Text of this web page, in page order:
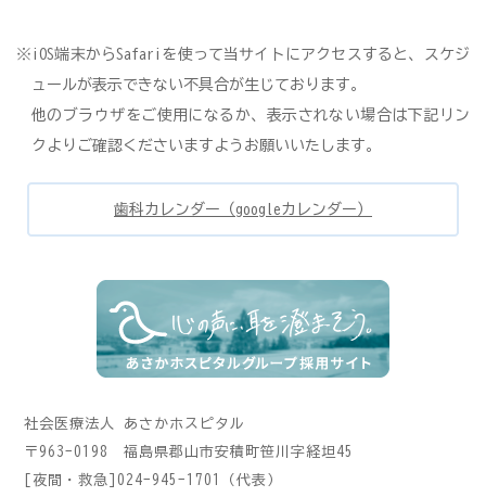
※iOS端末からSafariを使って当サイトにアクセスすると、スケジ
ュールが表示できない不具合が生じております。
他のブラウザをご使用になるか、表示されない場合は下記リン
クよりご確認くださいますようお願いいたします。
歯科カレンダー（googleカレンダー）
社会医療法人 あさかホスピタル
〒963-0198 福島県郡山市安積町笹川字経坦45
[夜間・救急]024-945-1701（代表）